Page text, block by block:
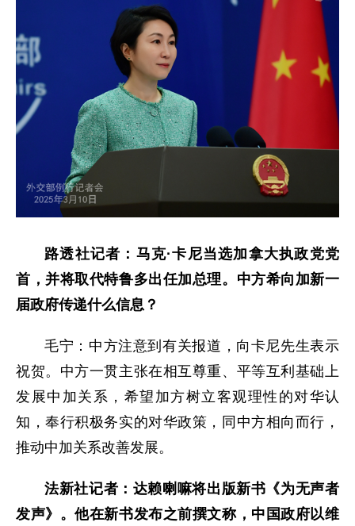
路透社记者：马克·卡尼当选加拿大执政党党
首，并将取代特鲁多出任加总理。中方希向加新一
届政府传递什么信息？
毛宁：中方注意到有关报道，向卡尼先生表示
祝贺。中方一贯主张在相互尊重、平等互利基础上
发展中加关系，希望加方树立客观理性的对华认
知，奉行积极务实的对华政策，同中方相向而行，
推动中加关系改善发展。
法新社记者：达赖喇嘛将出版新书《为无声者
发声》。他在新书发布之前撰文称，中国政府以维